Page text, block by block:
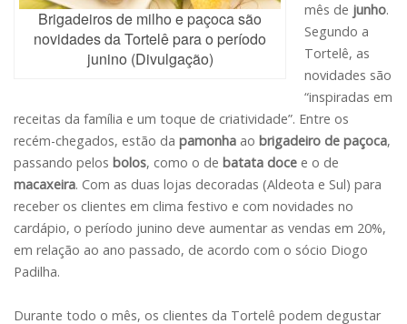
Brigadeiros de milho e paçoca são
novidades da Tortelê para o período
junino (Divulgação)
mês de junho.
Segundo a
Tortelê, as
novidades são
“inspiradas em
receitas da família e um toque de criatividade”. Entre os
recém-chegados, estão da pamonha ao brigadeiro de paçoca,
passando pelos bolos, como o de batata doce e o de
macaxeira. Com as duas lojas decoradas (Aldeota e Sul) para
receber os clientes em clima festivo e com novidades no
cardápio, o período junino deve aumentar as vendas em 20%,
em relação ao ano passado, de acordo com o sócio Diogo
Padilha.
Durante todo o mês, os clientes da Tortelê podem degustar